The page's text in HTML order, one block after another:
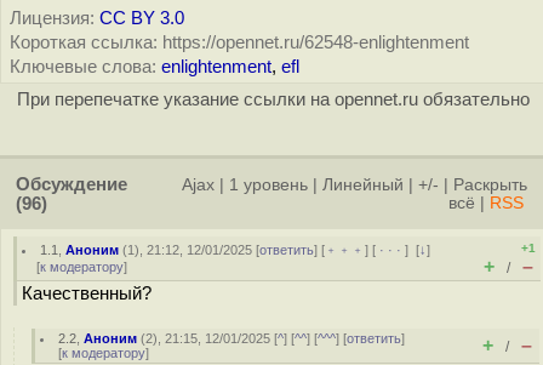
Лицензия: CC BY 3.0
Короткая ссылка: https://opennet.ru/62548-enlightenment
Ключевые слова: enlightenment, efl
При перепечатке указание ссылки на opennet.ru обязательно
Обсуждение
(96)
Ajax 1 уровень Линейный +/-
Раскрыть
всё
RSS
1.1 ,Аноним (1), 21:12, 12/01/2025 [ответить] [ ﹢﹢﹢] [ · · ·][↓]
[к модератору]
+1
+ / –
Качественный?
2.2 ,Аноним (2), 21:15, 12/01/2025 [^] [^^] [^^^] [ответить]
[к модератору] + / –